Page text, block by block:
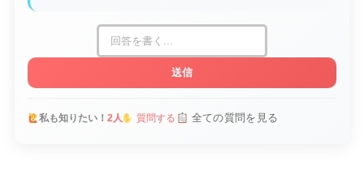
送信
私も知りたい！ 2人 質問する 全ての質問を見る